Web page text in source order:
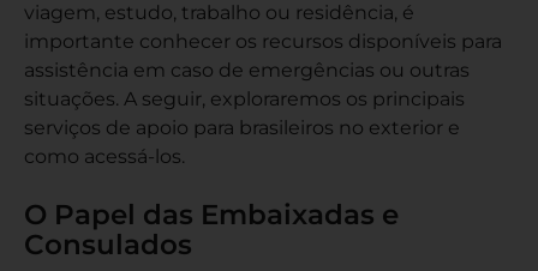
viagem, estudo, trabalho ou residência, é
importante conhecer os recursos disponíveis para
assistência em caso de emergências ou outras
situações. A seguir, exploraremos os principais
serviços de apoio para brasileiros no exterior e
como acessá-los.
O Papel das Embaixadas e
Consulados